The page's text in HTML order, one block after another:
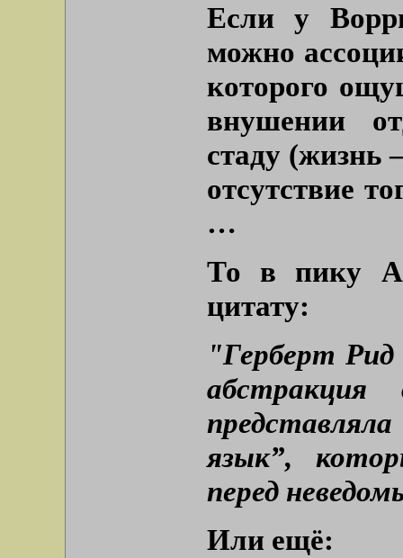
Если у
можно
которого
внушении
стаду (жизнь
отсутствие
…
То в пику
цитату:
"Герберт Рид
абстракция
язык”,
перед
Или ещё: